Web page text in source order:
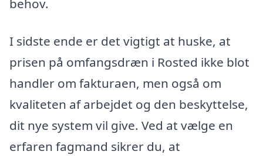
behov.
I sidste ende er det vigtigt at huske, at
prisen på omfangsdræn i Rosted ikke blot
handler om fakturaen, men også om
kvaliteten af arbejdet og den beskyttelse,
dit nye system vil give. Ved at vælge en
erfaren fagmand sikrer du, at